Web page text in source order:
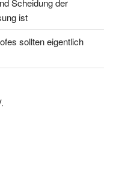
ist
sollten eigentlich